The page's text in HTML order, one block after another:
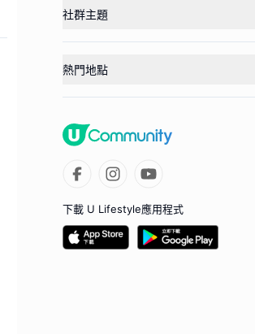
社群主題
熱門地點
下載 U Lifestyle應用程式